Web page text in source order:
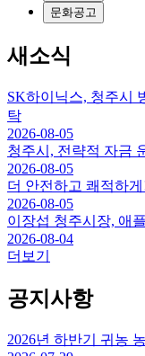
문화공고
새소식
SK하이닉스, 청주시
탁
2026-08-05
청주시, 전략적 자금
2026-08-05
더 안전하고 쾌적하
2026-08-05
이장섭 청주시장, 애
2026-08-04
더보기
공지사항
2026년 하반기 귀농